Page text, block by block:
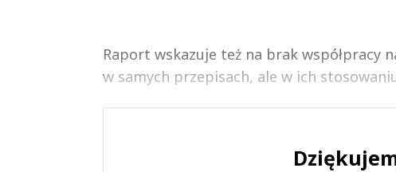
Raport wskazuje też na brak współpracy
w samych przepisach, ale w ich